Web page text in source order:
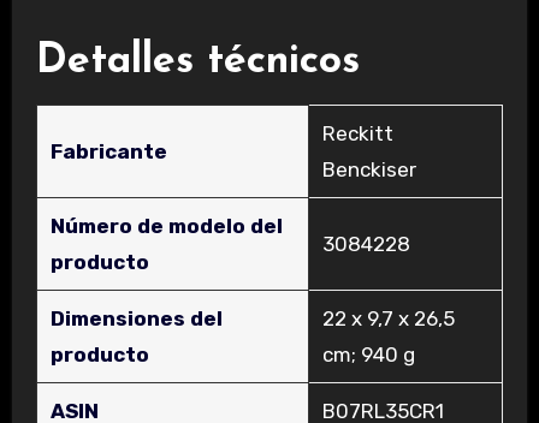
Detalles técnicos
Fabricante
‎Reckitt
Benckiser
Número de modelo del
producto
‎3084228
Dimensiones del
producto
‎22 x 9,7 x 26,5
cm; 940 g
ASIN ‎B07RL35CR1